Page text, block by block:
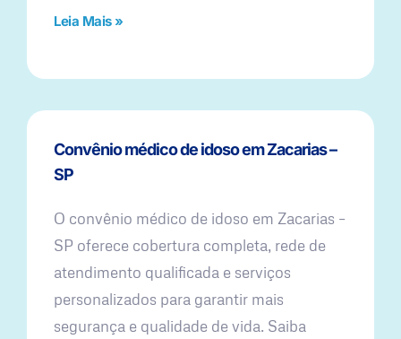
Leia Mais »
Convênio médico de idoso em Zacarias –
SP
O convênio médico de idoso em Zacarias –
SP oferece cobertura completa, rede de
atendimento qualificada e serviços
personalizados para garantir mais
segurança e qualidade de vida. Saiba